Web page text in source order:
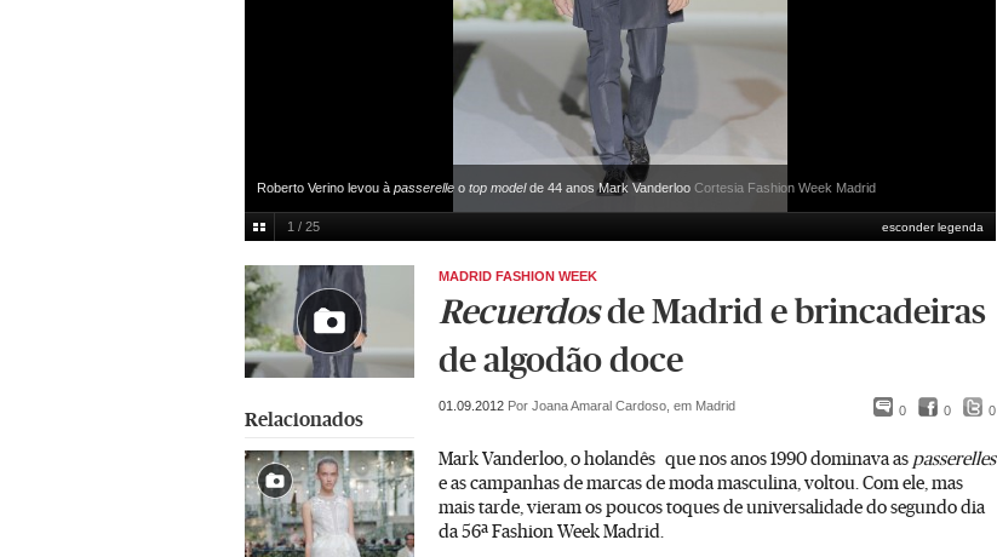
Roberto Verino levou à passerelle o top modelde 44 anos Mark Vanderloo Cortesia Fashion Week Madrid
esconder legenda
1 / 25
MADRID FASHION WEEK
Recuerdosde Madrid e brincadeiras
de algodão doce
0 0 0
01.09.2012 Por Joana Amaral Cardoso, em Madrid
Mark Vanderloo, o holandês que nos anos 1990 dominava as passerelles
e as campanhas de marcas de moda masculina, voltou. Com ele, mas
mais tarde, vieram os poucos toques de universalidade do segundo dia
da 56ª Fashion Week Madrid.
Relacionados